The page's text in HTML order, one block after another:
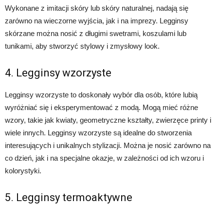
Wykonane z imitacji skóry lub skóry naturalnej, nadają się
zarówno na wieczorne wyjścia, jak i na imprezy. Legginsy
skórzane można nosić z długimi swetrami, koszulami lub
tunikami, aby stworzyć stylowy i zmysłowy look.
4. Legginsy wzorzyste
Legginsy wzorzyste to doskonały wybór dla osób, które lubią
wyróżniać się i eksperymentować z modą. Mogą mieć różne
wzory, takie jak kwiaty, geometryczne kształty, zwierzęce printy i
wiele innych. Legginsy wzorzyste są idealne do stworzenia
interesujących i unikalnych stylizacji. Można je nosić zarówno na
co dzień, jak i na specjalne okazje, w zależności od ich wzoru i
kolorystyki.
5. Legginsy termoaktywne